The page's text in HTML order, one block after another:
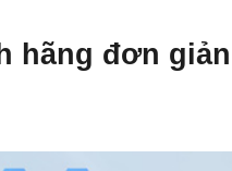
hãng đơn giản